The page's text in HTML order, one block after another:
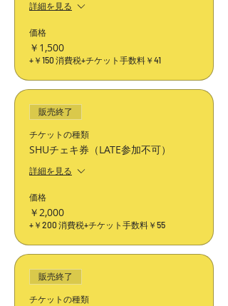
詳細を見る
価格
￥1,500
+￥150 消費税+チケット手数料￥41
販売終了
チケットの種類
SHUチェキ券（LATE参加不可）
詳細を見る
価格
￥2,000
+￥200 消費税+チケット手数料￥55
販売終了
チケットの種類